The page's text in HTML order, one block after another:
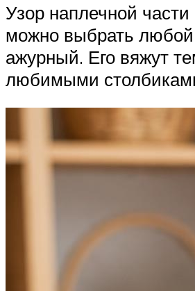
Узор наплечной
можно выбрать
ажурный. Его вяжут
любимыми